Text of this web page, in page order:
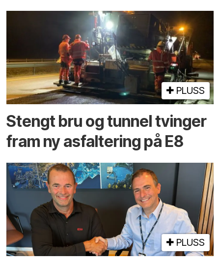
PLUSS
Stengt bru og tunnel tvinger
fram ny asfaltering på E8
PLUSS